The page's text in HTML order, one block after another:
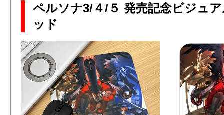
ペルソナ3/４/５ 発売記念ビジュ
ッド